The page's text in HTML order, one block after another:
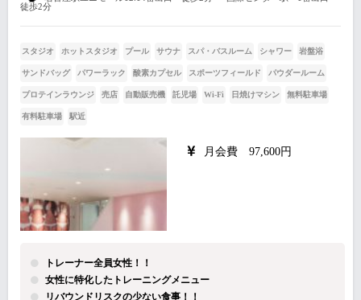
徒歩2分
スタジオ ホットスタジオ プール サウナ スパ・バスルーム シャワー 岩盤浴
サンドバッグ パワーラック 酸素カプセル スポーツフィールド パウダールーム
プロテインラウンジ 売店 自動販売機 託児場 Wi-Fi 日焼けマシン 無料駐車場
有料駐車場 駅近
月会費 97,600円
トレーナー全員女性！！
女性に特化したトレーニングメニュー
リバウンドリスクの少ない食事！！